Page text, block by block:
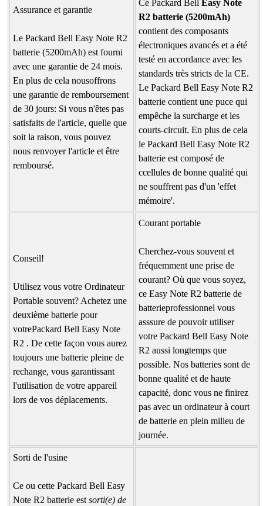
Assurance et garantie
Le Packard Bell Easy Note R2
batterie (5200mAh) est fourni
avec une garantie de 24 mois.
En plus de cela nousoffrons
une garantie de remboursement
de 30 jours: Si vous n'êtes pas
satisfaits de l'article, quelle que
soit la raison, vous pouvez
nous renvoyer l'article et être
remboursé.
Ce Packard Bell
Easy Note
R2 batterie (5200mAh)
contient des composants
électroniques avancés et a été
testé en accordance avec les
standards très stricts de la CE.
Le Packard Bell Easy Note R2
batterie contient une puce qui
empêche la surcharge et les
courts-circuit. En plus de cela
le Packard Bell Easy Note R2
batterie est composé de
ccellules de bonne qualité qui
ne souffrent pas d'un 'effet
mémoire'.
Conseil!
Utilisez vous votre Ordinateur
Portable souvent? Achetez une
deuxième batterie pour
votrePackard Bell Easy Note
R2 . De cette façon vous aurez
toujours une batterie pleine de
rechange, vous garantissant
l'utilisation de votre appareil
lors de vos déplacements.
Courant portable
Cherchez-vous souvent et
fréquemment une prise de
courant? Où que vous soyez,
ce Easy Note R2 batterie de
batterieprofessionnel vous
asssure de pouvoir utiliser
votre Packard Bell Easy Note
R2 aussi longtemps que
possible. Nos batteries sont de
bonne qualité et de haute
capacité, donc vous ne finirez
pas avec un ordinateur à court
de batterie en plein milieu de
journée.
Sorti de l'usine
Ce ou cette Packard Bell Easy
Note R2 batterie estsorti(e) de